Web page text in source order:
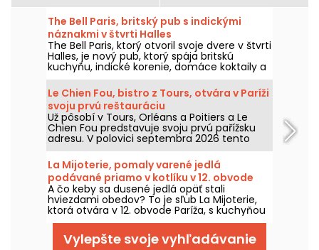
The Bell Paris, britský pub s indickými
náznakmi v štvrti Halles
The Bell Paris, ktorý otvoril svoje dvere v štvrti
Halles, je nový pub, ktorý spája britskú
kuchyňu, indické korenie, domáce koktaily a
remeselné pivá v interiéri od Jima
Hamiltona.
Le Chien Fou, bistro z Tours, otvára v Paríži
svoju prvú reštauráciu
Už pôsobí v Tours, Orléans a Poitiers a Le
Chien Fou predstavuje svoju prvú pařížsku
adresu. V polovici septembra 2026 tento
bistro, ktoré je známe svojou domácou
kuchyňou, jedlami na zdieľanie a vínnou
pivnicou, otvorí svoje dvere na ulici Feydeau
v 2. obvode Paríža.
La Mijoterie, pomaly varené jedlá
podávané priamo v kotlíku v 12. obvode
A čo keby sa dusené jedlá opäť stali
hviezdami obedov? To je sľub La Mijoterie,
ktorá otvára v 12. obvode Paríža, s kuchyňou
na dlhé varenie, ktorú navrhol šéfkuchár
Augustin Garnier, a podáva sa priamo v
cocotte.
Vylepšte svoje vyhľadávanie